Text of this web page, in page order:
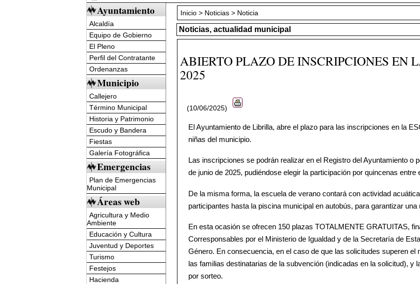
Ayuntamiento
Alcaldía
Equipo de Gobierno
El Pleno
Perfil del Contratante
Ordenanzas
Municipio
Callejero
Término Municipal
Historia y Patrimonio
Escudo y Bandera
Fiestas
Galería Fotográfica
Emergencias
Plan de Emergencias
Municipal
Áreas web
Agricultura y Medio
Ambiente
Educación y Cultura
Juventud y Deportes
Turismo
Festejos
Hacienda
Inicio> Noticias > Noticia
Noticias, actualidad municipal
ABIERTO PLAZO DE INSCRIPCIONES EN
2025
(10/06/2025)
El Ayuntamiento de Librilla, abre el plazo para las inscripciones en la
niñas del municipio.
Las inscripciones se podrán realizar en el Registro del Ayuntamiento o
de junio de 2025, pudiéndose elegir la participación por quincenas entre
De la misma forma, la escuela de verano contará con actividad
participantes hasta la piscina municipal en autobús, para garantizar una
En esta ocasión se ofrecen 150 plazas TOTALMENTE GRATUITAS,
Corresponsables por el Ministerio de Igualdad y de la Secretaría de
Género. En consecuencia, en el caso de que las solicitudes superen el
las familias destinatarias de la subvención (indicadas en la solicitud), y
por sorteo.